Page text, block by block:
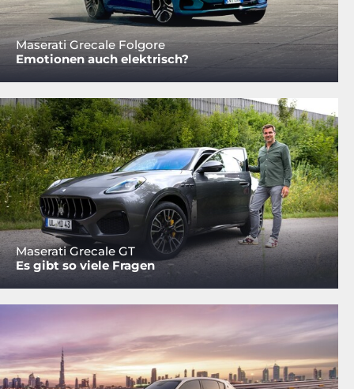
Maserati Grecale Folgore
Emotionen auch elektrisch?
Maserati Grecale GT
Es gibt so viele Fragen